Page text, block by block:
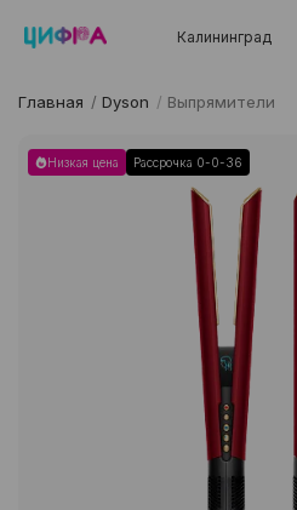
Калининград
Главная / Dyson / Выпрямители
Низкая цена Рассрочка 0-0-36